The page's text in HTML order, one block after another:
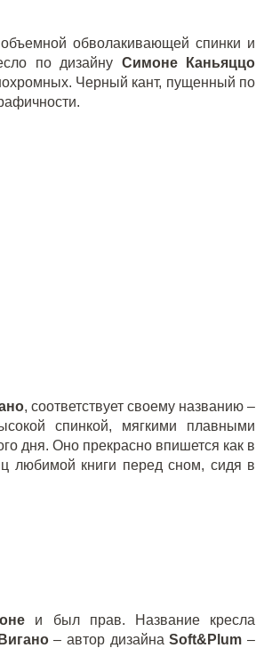
обволакивающей спинки и
по дизайну Симоне Каньяццо
Черный кант, пущенный по
, соответствует своему названию –
спинкой, мягкими плавными
дня. Оно прекрасно впишется как в
любимой книги перед сном, сидя в
и был прав. Название кресла
– автор дизайнаSoft& Plum –